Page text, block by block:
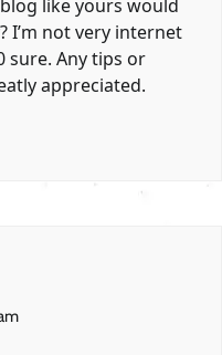
like yours would
I’m not very internet
sure. Any tips or
appreciated.